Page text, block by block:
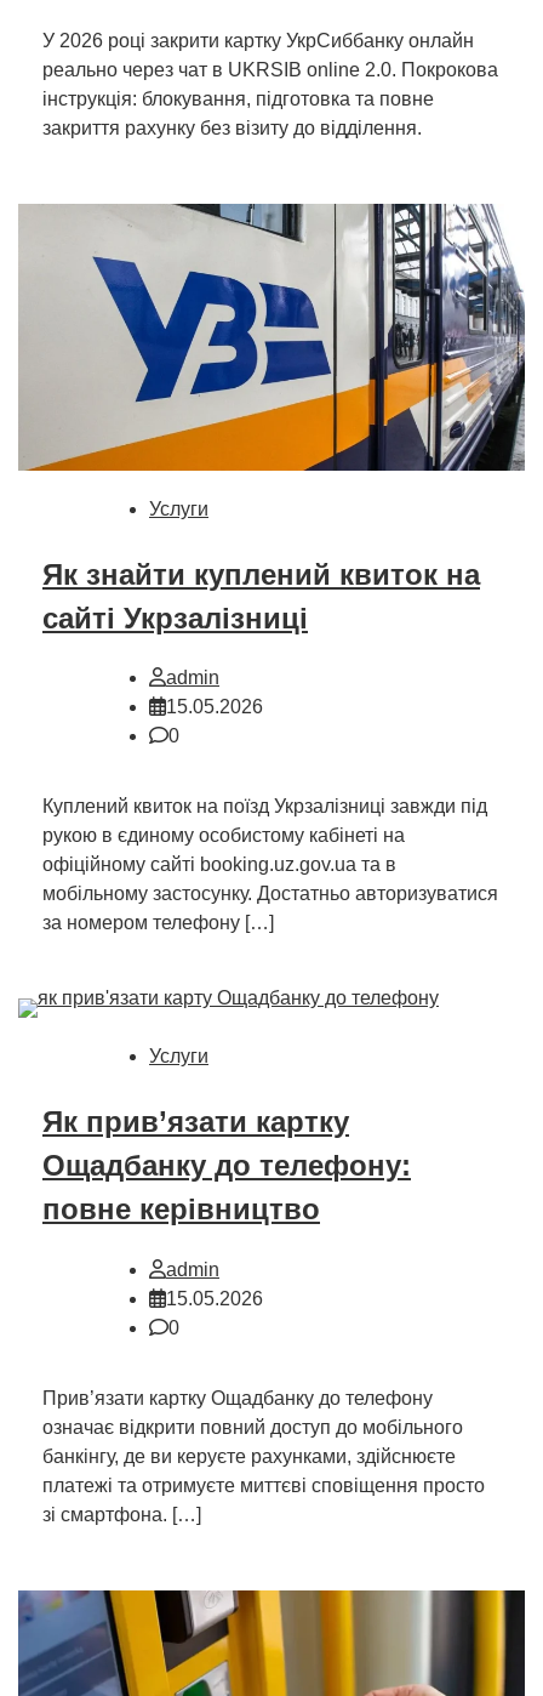
У 2026 році закрити картку УкрСиббанку онлайн
реально через чат в UKRSIB online 2.0. Покрокова
інструкція: блокування, підготовка та повне
закриття рахунку без візиту до відділення.
Услуги
Як знайти куплений квиток на
сайті Укрзалізниці
admin
15.05.2026
0
Куплений квиток на поїзд Укрзалізниці завжди під
рукою в єдиному особистому кабінеті на
офіційному сайті booking.uz.gov.ua та в
мобільному застосунку. Достатньо авторизуватися
за номером телефону […]
Услуги
Як прив’язати картку
Ощадбанку до телефону:
повне керівництво
admin
15.05.2026
0
Прив’язати картку Ощадбанку до телефону
означає відкрити повний доступ до мобільного
банкінгу, де ви керуєте рахунками, здійснюєте
платежі та отримуєте миттєві сповіщення просто
зі смартфона. […]